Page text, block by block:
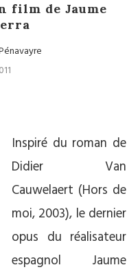
film de Jaume
Inspiré du roman de
Didier Van
Cauwelaert (Hors de
moi, 2003), le dernier
opus du réalisateur
espagnol Jaume